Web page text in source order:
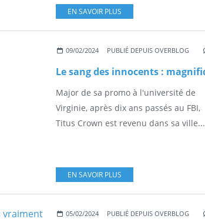
EN SAVOIR PLUS
09/02/2024 PUBLIÉ DEPUIS OVERBLOG
Major de sa promo à l'université de
Virginie, après dix ans passés au FBI,
Titus Crown est revenu dans sa ville...
EN SAVOIR PLUS
05/02/2024 PUBLIÉ DEPUIS OVERBLOG